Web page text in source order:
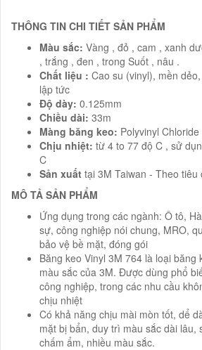
THÔNG TIN CHI TIẾT SẢN PHẨM
Màu sắc: Vàng , đỏ , cam , xanh
, trắng , đen , trong Suốt , nâu .
Chất liệu : Cao su (vinyl), mền
lập tức
Độ dày: 0.125mm
Chiều dài: 33m
Màng băng keo: Polyvinyl Chloride
Chịu nhiệt: từ 4 to 77 độ C , sử
C
Sản xuất tại 3M Taiwan - Theo tiêu
MÔ TẢ SẢN PHẨM
Ứng dụng trong các ngành: Ô tô,
sự, công nghiệp nói chung, MRO,
bảo vệ bề mặt, đóng gói
Băng keo Vinyl 3M 764 là loại băng
màu sắc của 3M. Được dùng phổ
công nghiệp, trong các nhu cầu
chịu nhiệt
Có khả năng chịu mài mòn tốt, dể
mặt bị bẩn, duy trì màu sắc dài lâu,
chấm ẩm, nhiều màu sắc.